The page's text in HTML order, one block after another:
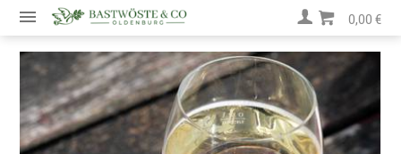
0,00 €